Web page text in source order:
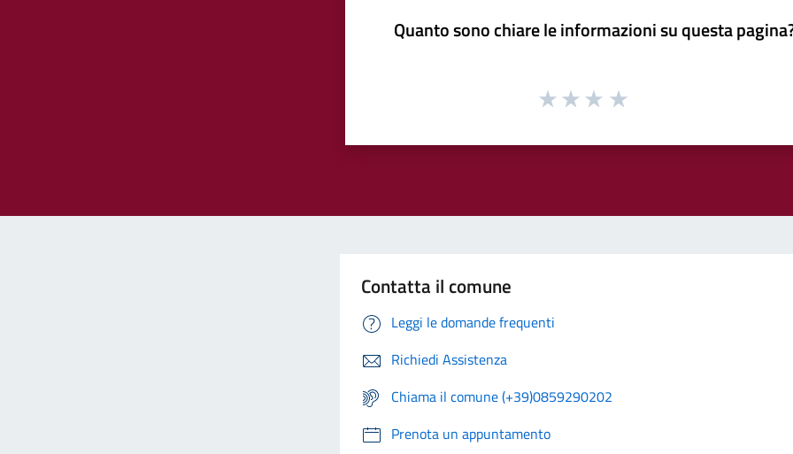
Quanto sono chiare le informazioni su questa
Contatta il comune
Leggi le domande frequenti
Richiedi Assistenza
Chiama il comune (+39)0859290202
Prenota un appuntamento